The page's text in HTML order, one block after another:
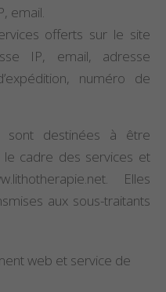
email.
offerts sur le site
IP, email, adresse
numéro de
sont destinées à être
cadre des services et
Elles
aux sous-traitants
web et service de